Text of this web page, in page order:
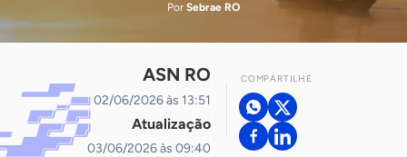
Por Sebrae RO
ASN RO
02/06/2026 às 13:51
Atualização
03/06/2026 às 09:40
COMPARTILHE